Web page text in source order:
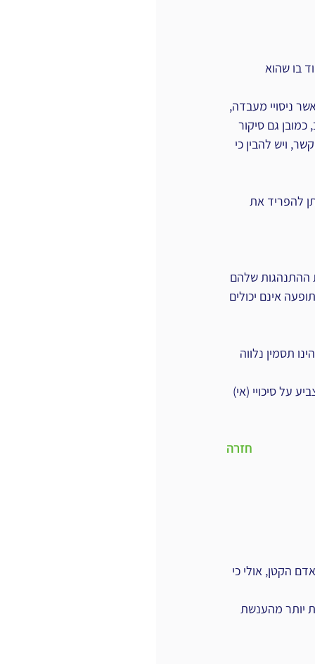
בו שהוא
ניסויי מעבדה,
גם סיקור
ויש להבין כי
להפריד את
ההתנהגות שלהם
אינם יכולים
תסמין נלווה
על סיכויי (אי)
חזרה
הקטן, אולי כי
יותר מהענשת